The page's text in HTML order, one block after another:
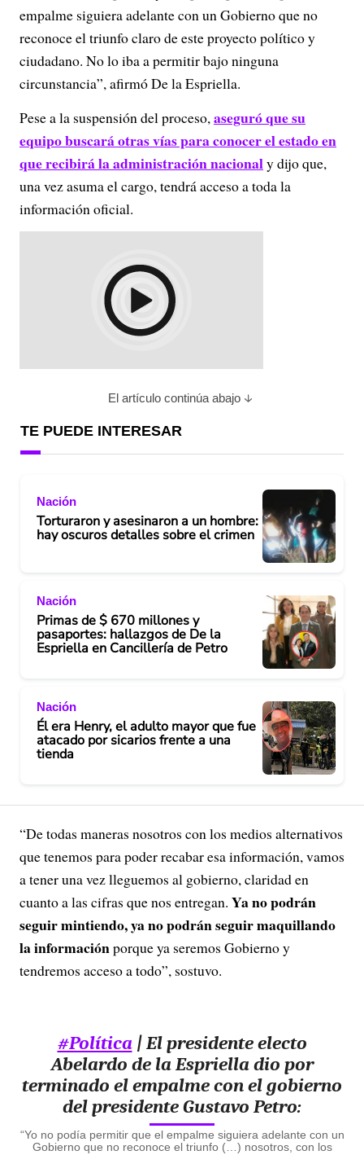
empalme siguiera adelante con un Gobierno que no
reconoce el triunfo claro de este proyecto político y
ciudadano. No lo iba a permitir bajo ninguna
circunstancia”, afirmó De la Espriella.
Pese a la suspensión del proceso,aseguró que su
equipo buscará otras vías para conocer el estado en
que recibirá la administración nacionaly dijo que,
una vez asuma el cargo, tendrá acceso a toda la
información oficial.
El artículo continúa abajo
TE PUEDE INTERESAR
Nación
Torturaron y asesinaron a un hombre:
hay oscuros detalles sobre el crimen
Nación
Primas de $ 670 millones y
pasaportes: hallazgos de De la
Espriella en Cancillería de Petro
Nación
Él era Henry, el adulto mayor que fue
atacado por sicarios frente a una
tienda
“De todas maneras nosotros con los medios alternativos
que tenemos para poder recabar esa información, vamos
a tener una vez lleguemos al gobierno, claridad en
cuanto a las cifras que nos entregan. Ya no podrán
seguir mintiendo, ya no podrán seguir maquillando
la informaciónporque ya seremos Gobierno y
tendremos acceso a todo”, sostuvo.
#Política| El presidente electo
Abelardo de la Espriella dio por
terminado el empalme con el gobierno
del presidente Gustavo Petro:
“Yo no podía permitir que el empalme siguiera adelante con un
Gobierno que no reconoce el triunfo (…) nosotros, con los